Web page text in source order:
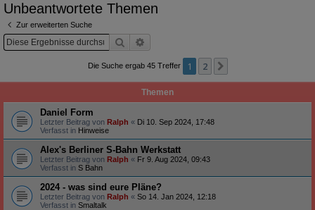
Unbeantwortete Themen
Zur erweiterten Suche
Suche
Die Suche ergab 45 Treffer 1 2
Themen
Daniel Form
Letzter Beitrag von Ralph « Di 10. Sep 2024, 17:48
Verfasst in Hinweise
Alex's Berliner S-Bahn Werkstatt
Letzter Beitrag von Ralph « Fr 9. Aug 2024, 09:43
Verfasst in S Bahn
2024 - was sind eure Pläne?
Letzter Beitrag von Ralph « So 14. Jan 2024, 12:18
Verfasst in Smaltalk